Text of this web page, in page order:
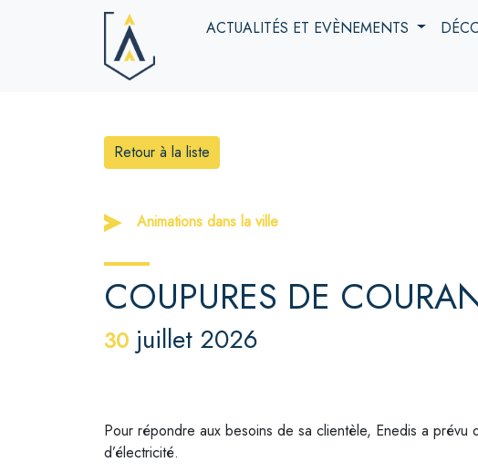
ACTUALITÉS ET EVÈNEMENTS
Retour à la liste
Animations dans la ville
COUPURES DE
30 juillet 2026
Pour répondre aux besoins de sa clientèle, Enedis a
d’électricité.